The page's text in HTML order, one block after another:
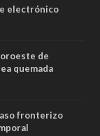
electrónico
de
quemada
fronterizo